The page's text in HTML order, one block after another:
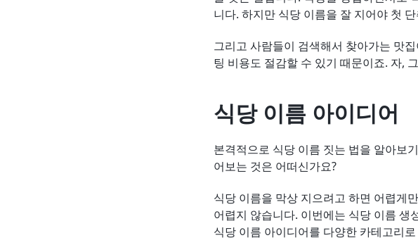
니다. 하지만 식당 이름을 잘 지어야 첫
그리고 사람들이 검색해서 찾아가는 맛
팅 비용도 절감할 수 있기 때문이죠. 자,
식당 이름 아이디어
본격적으로 식당 이름 짓는 법을 알아보
어보는 것은 어떠신가요?
식당 이름을 막상 지으려고 하면 어렵게
어렵지 않습니다. 이번에는 식당 이름 생
식당 이름 아이디어를 다양한 카테고리